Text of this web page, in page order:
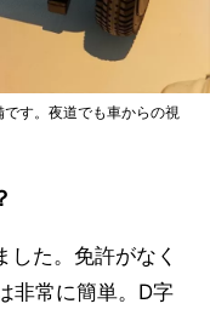
す。夜道でも車からの視
た。免許がなく
非常に簡単。D字